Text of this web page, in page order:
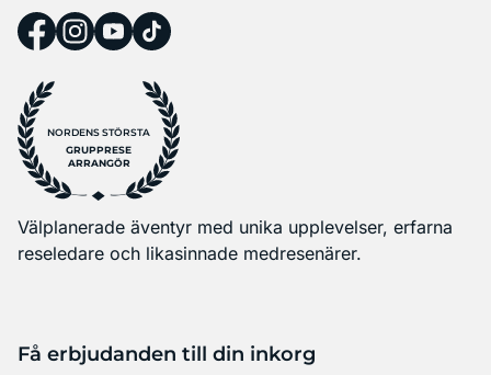
NORDENS STÖRSTA
GRUPPRESE
ARRANGÖR
Välplanerade äventyr med unika upplevelser, erfarna
reseledare och likasinnade medresenärer.
Få erbjudanden till din inkorg